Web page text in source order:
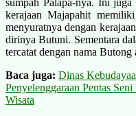
kerajaan Majapahit
menyuratnya dengan
dirinya Butuni. Sementara
tercatat dengan nama Butong
Baca juga: Dinas
Penyelenggaraan Pentas
Wisata